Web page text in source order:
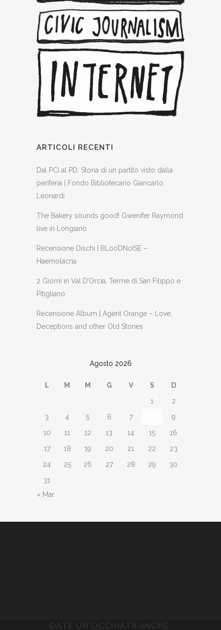
ARTICOLI RECENTI
Dal PCI al PD: Storia di un partito visto dalla
periferia | Fondo Bibliotecario Giancarlo
Leonardi
The Bakery sounds good! Gwenifer Raymond
live in Longiano
Recensione Dischi | BLooDNoISE –
Haemolacria
2 Giorni in Val D’Orcia, Terme di San Filippo e
Pitigliano
Recensione Album | Agent Orange – Love,
Deceptions and other Old Stories
Agosto 2026
L M M G V S
D
1
2
3
4 5 6 7
9
10
11 12 13 14 15
16
17
18 19 20 21 22
23
24
25 26 27 28 29
30
31
« Mar